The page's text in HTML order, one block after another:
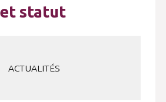
statut
ACTUALITÉS